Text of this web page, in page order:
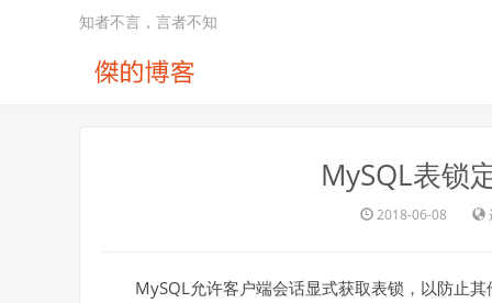
知者不言，言者不知
MySQL表锁
2018-06-08
MySQL允许客户端会话显式获取表锁，以防止